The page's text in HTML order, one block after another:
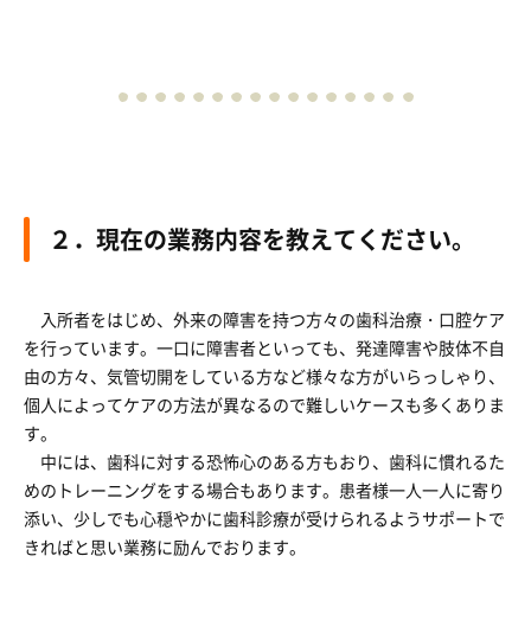
２．現在の業務内容を教えてください。
入所者をはじめ、外来の障害を持つ方々の歯科治療・口腔ケア
を行っています。一口に障害者といっても、発達障害や肢体不自
由の方々、気管切開をしている方など様々な方がいらっしゃり、
個人によってケアの方法が異なるので難しいケースも多くありま
す。
中には、歯科に対する恐怖心のある方もおり、歯科に慣れるた
めのトレーニングをする場合もあります。患者様一人一人に寄り
添い、少しでも心穏やかに歯科診療が受けられるようサポートで
きればと思い業務に励んでおります。